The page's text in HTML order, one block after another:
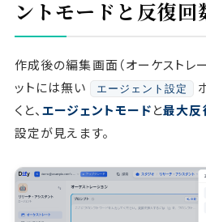
ントモードと反復回
作成後の編集画面（オーケストレー
ットには無い
エージェント設定
くと、エージェントモードと最大反
設定が見えます。